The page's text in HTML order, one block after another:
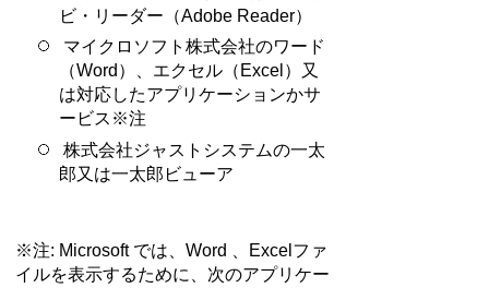
ビ・リーダー（Adobe Reader）
マイクロソフト株式会社のワード
（Word）、エクセル（Excel）又
は対応したアプリケーションかサ
ービス※注
株式会社ジャストシステムの一太
郎又は一太郎ビューア
※注: Microsoft では、Word 、Excelファ
イルを表示するために、次のアプリケー